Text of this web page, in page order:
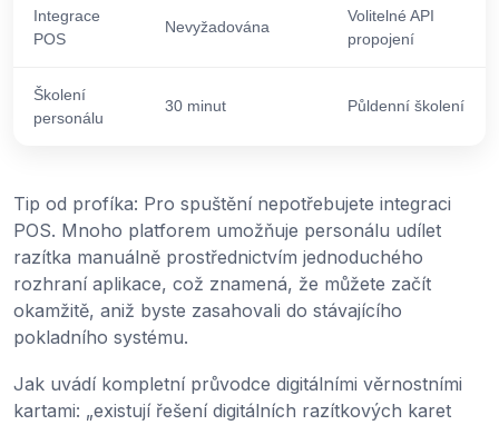
Integrace
POS
Nevyžadována
Volitelné API
propojení
Školení
personálu
30 minut Půldenní školení
Tip od profíka: Pro spuštění nepotřebujete integraci
POS. Mnoho platforem umožňuje personálu udílet
razítka manuálně prostřednictvím jednoduchého
rozhraní aplikace, což znamená, že můžete začít
okamžitě, aniž byste zasahovali do stávajícího
pokladního systému.
Jak uvádí kompletní průvodce digitálními věrnostními
kartami: „existují řešení digitálních razítkových karet